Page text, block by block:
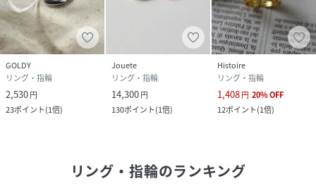
GOLDY
リング・指輪
2,530円
23ポイント(1倍)
Jouete
リング・指輪
14,300円
130ポイント(1倍)
Histoire
リング・指輪
1,408円 20%OFF
12ポイント(1倍)
リング・指輪のランキング